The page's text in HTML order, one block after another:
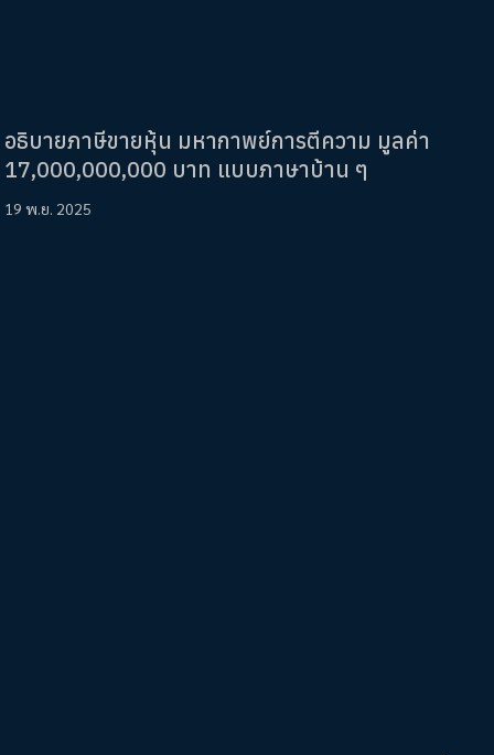
อธิบายภาษีขายหุ้น มหากาพย์การตีความ มูลค่า
17,000,000,000 บาท แบบภาษาบ้าน ๆ
19 พ.ย. 2025